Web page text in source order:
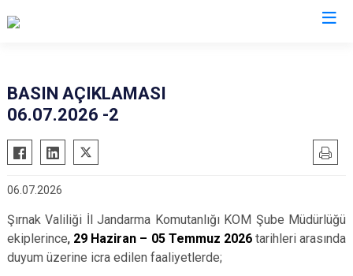
BASIN AÇIKLAMASI
06.07.2026 -2
06.07.2026
Şırnak Valiliği İl Jandarma Komutanlığı KOM Şube Müdürlüğü
ekiplerince, 29 Haziran – 05 Temmuz 2026 tarihleri arasında
duyum üzerine icra edilen faaliyetlerde;